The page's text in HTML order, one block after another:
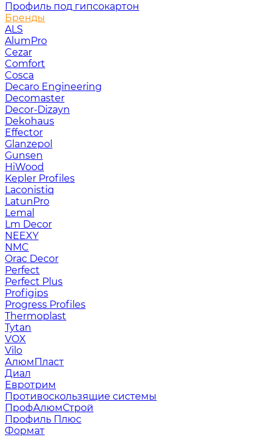
Профиль под гипсокартон
Бренды
ALS
AlumPro
Cezar
Comfort
Cosca
Decaro Engineering
Decomaster
Decor-Dizayn
Dekohaus
Effector
Glanzepol
Gunsen
HiWood
Kepler Profiles
Laconistiq
LatunPro
Lemal
Lm Decor
NEEXY
NMC
Orac Decor
Perfect
Perfect Plus
Profigips
Progress Profiles
Thermoplast
Tytan
VOX
Vilo
АлюмПласт
Диал
Евротрим
Противоскользящие системы
ПрофАлюмСтрой
Профиль Плюс
Формат